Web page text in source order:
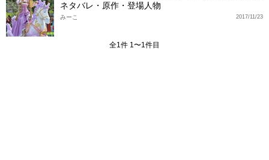
ネタバレ・原作・登場人物
2017/11/23
みーこ
全1件 1〜1件目